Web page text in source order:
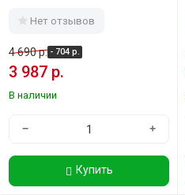
Нет отзывов
4 690 р. - 704 р.
3 987 р.
В наличии
− +
Купить